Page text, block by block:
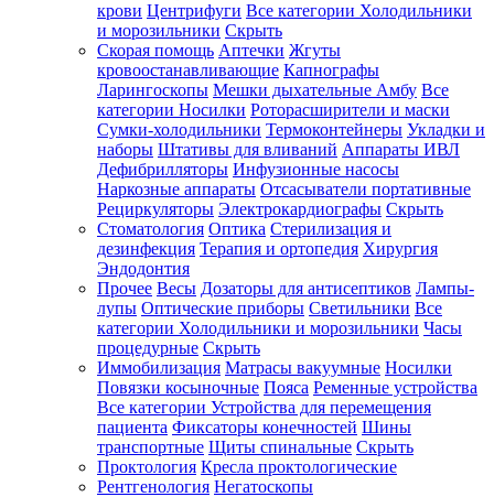
крови Центрифуги Все категории Холодильники
и морозильники Скрыть
Скорая помощь Аптечки Жгуты
кровоостанавливающие Капнографы
Ларингоскопы Мешки дыхательные Амбу Все
категории Носилки Роторасширители и маски
Сумки-холодильники Термоконтейнеры Укладки и
наборы Штативы для вливаний Аппараты ИВЛ
Дефибрилляторы Инфузионные насосы
Наркозные аппараты Отсасыватели портативные
Рециркуляторы Электрокардиографы Скрыть
Стоматология Оптика Стерилизация и
дезинфекция Терапия и ортопедия Хирургия
Эндодонтия
Прочее Весы Дозаторы для антисептиков Лампы-
лупы Оптические приборы Светильники Все
категории Холодильники и морозильники Часы
процедурные Скрыть
Иммобилизация Матрасы вакуумные Носилки
Повязки косыночные Пояса Ременные устройства
Все категории Устройства для перемещения
пациента Фиксаторы конечностей Шины
транспортные Щиты спинальные Скрыть
Проктология Кресла проктологические
Рентгенология Негатоскопы